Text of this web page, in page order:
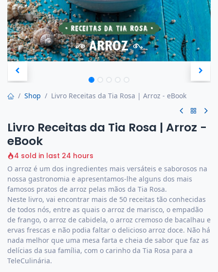
Shop Livro Receitas da Tia Rosa | Arroz - eBook
Livro Receitas da Tia Rosa | Arroz -
eBook
4 sold in last 24 hours
O arroz é um dos ingredientes mais versáteis e saborosos na
nossa gastronomia e apresentamos-lhe alguns dos mais
famosos pratos de arroz pelas mãos da Tia Rosa.
Neste livro, vai encontrar mais de 50 receitas tão conhecidas
de todos nós, entre as quais o arroz de marisco, o empadão
de frango, o arroz de cabidela, o arroz cremoso de bacalhau e
ervas frescas e não podia faltar o delicioso arroz doce. Não há
nada melhor que uma mesa farta e cheia de sabor que faz as
delícias da sua família, com o carinho da Tia Rosa para a
TeleCulinária.